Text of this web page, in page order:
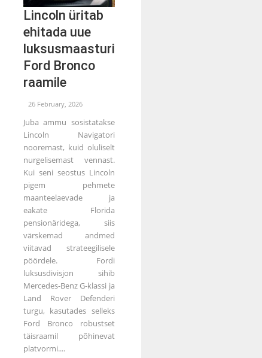
Lincoln üritab
ehitada uue
luksusmaasturi
Ford Bronco
raamile
26 February, 2026
Juba ammu sosistatakse
Lincoln Navigatori
nooremast, kuid oluliselt
nurgelisemast vennast.
Kui seni seostus Lincoln
pigem pehmete
maanteelaevade ja
eakate Florida
pensionäridega, siis
värskemad andmed
viitavad strateegilisele
pöördele. Fordi
luksusdivisjon sihib
Mercedes-Benz G-klassi ja
Land Rover Defenderi
turgu, kasutades selleks
Ford Bronco robustset
täisraamil põhinevat
platvormi....